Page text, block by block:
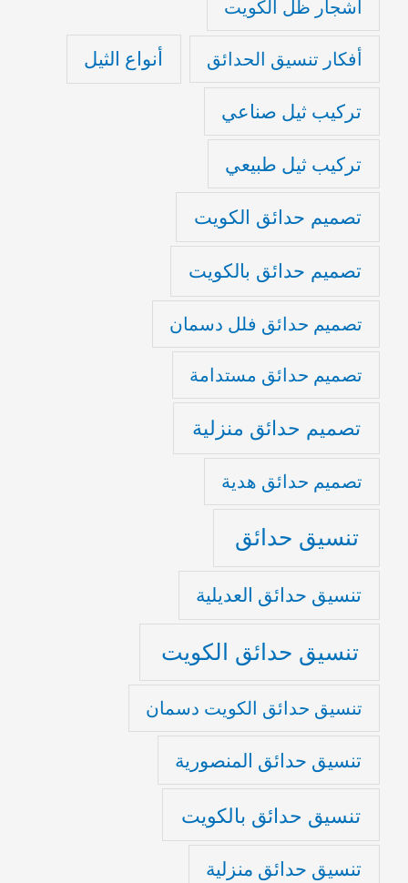
أشجار ظل الكويت
أفكار تنسيق الحدائق أنواع الثيل
تركيب ثيل صناعي
تركيب ثيل طبيعي
تصميم حدائق الكويت
تصميم حدائق بالكويت
تصميم حدائق فلل دسمان
تصميم حدائق مستدامة
تصميم حدائق منزلية
تصميم حدائق هدية
تنسيق حدائق
تنسيق حدائق العديلية
تنسيق حدائق الكويت
تنسيق حدائق الكويت دسمان
تنسيق حدائق المنصورية
تنسيق حدائق بالكويت
تنسيق حدائق منزلية